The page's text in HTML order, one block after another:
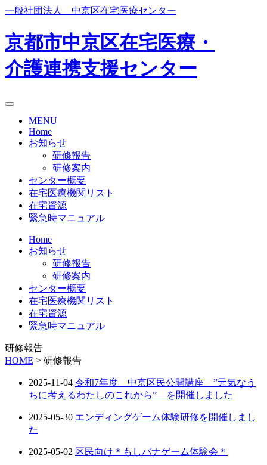
Skip
content
一般社団法人 中京区在宅医療センター
京都市中京区在宅医療・
介護連携支援センター
MENU
Home
お知らせ
研修報告
研修案内
センター概要
在宅医療機関リスト
在宅資源
緊急時マニュアル
Home
お知らせ
研修報告
研修案内
センター概要
在宅医療機関リスト
在宅資源
緊急時マニュアル
研修報告
HOME > 研修報告
2025-11-04 令和7年度 中京区民公開講座 ”元気なう
ちに考えるわたしのこれから” を開催しました
2025-05-30 エンディングゲーム体験研修を開催しまし
た
2025-05-02 区民向け＊もしバナゲーム体験会＊